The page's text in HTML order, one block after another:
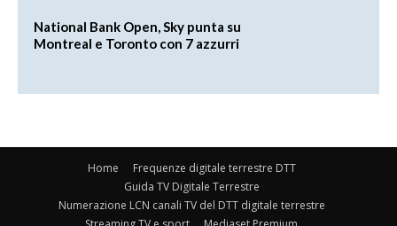
National Bank Open, Sky punta su
Montreal e Toronto con 7 azzurri
Home
Frequenze digitale terrestre DTT
Guida TV Digitale Terrestre
Numerazione LCN canali TV del DTT digitale terrestre